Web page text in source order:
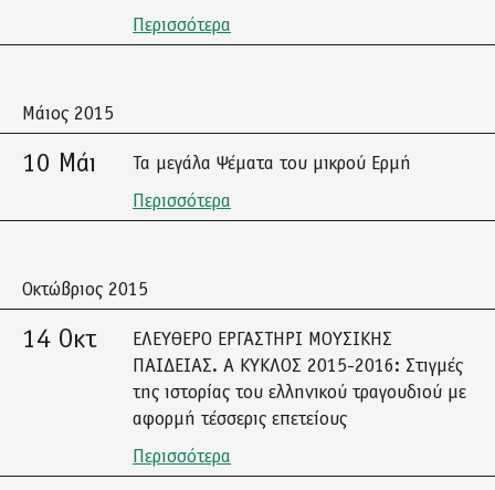
Περισσότερα
Μάιος 2015
10 Μάι
Τα μεγάλα Ψέματα του μικρού Ερμή
Περισσότερα
Οκτώβριος 2015
14 Οκτ
ΕΛΕΥΘΕΡΟ ΕΡΓΑΣΤΗΡΙ ΜΟΥΣΙΚΗΣ
ΠΑΙΔΕΙΑΣ. Α ΚΥΚΛΟΣ 2015-2016: Στιγμές
της ιστορίας του ελληνικού τραγουδιού με
αφορμή τέσσερις επετείους
Περισσότερα